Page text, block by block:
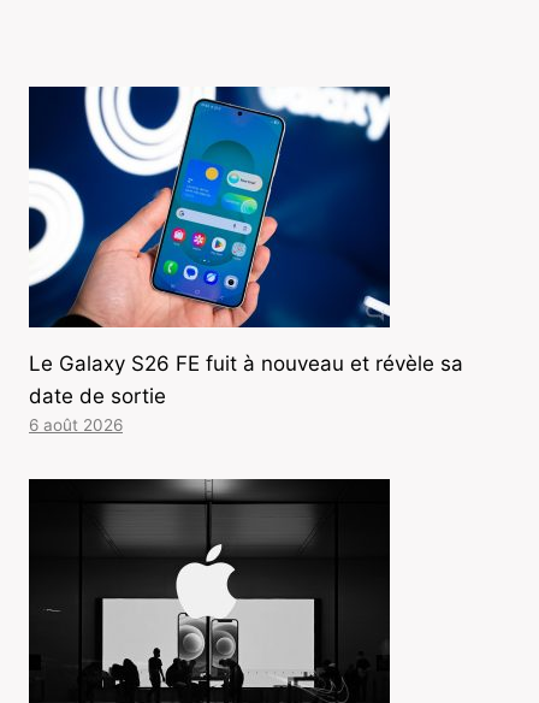
Le Galaxy S26 FE fuit à nouveau et révèle sa
date de sortie
6 août 2026